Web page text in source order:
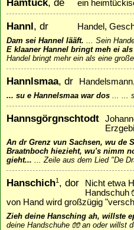
Hamtuck, de ein
Hannl, dr Handel,
Dam sei Hannel lääft. ... Sein
E klaaner Hannel bringt meh ei
Handel bringt mehr ein als eine
Hannlsmaa, dr
... su e Hannelsmaa war dos ... ...
Hannsgörgnschtodt
An dr Grenz vun Sachsen, wu de
Braatnboch hiezieht, wu's nimm
gieht... ...Zeile aus dem Lied "De
Hanschich1, dor
Nicht etwa
Handschuh
von Hand wird großzügig
Zieh deine Hansching ah, willste
deine Handschuhe 🧤 an oder willst